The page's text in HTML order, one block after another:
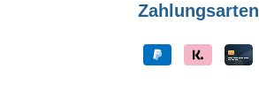
Zahlungsarten